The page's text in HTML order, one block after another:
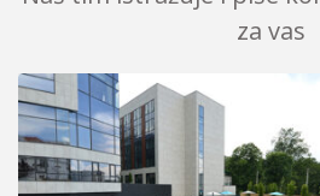
za vas